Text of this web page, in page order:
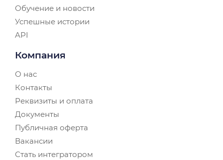
Обучение и новости
Успешные истории
API
Компания
О нас
Контакты
Реквизиты и оплата
Документы
Публичная оферта
Вакансии
Стать интегратором